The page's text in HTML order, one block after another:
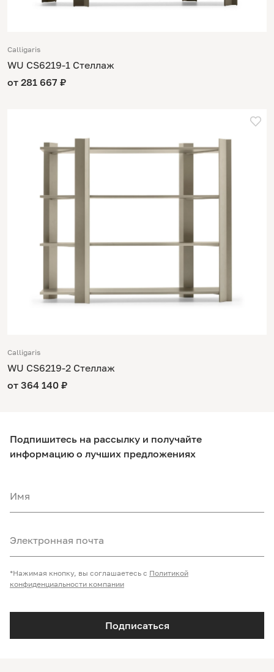
Calligaris
WU CS6219-1 Стеллаж
от 281 667 ₽
Calligaris
WU CS6219-2 Стеллаж
от 364 140 ₽
Подпишитесь на рассылку и получайте
информацию о лучших предложениях
Имя
Электронная почта
Подписаться
*Нажимая кнопку, вы соглашаетесь с Политикой
конфиденциальности компании